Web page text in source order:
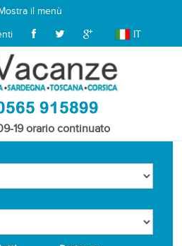
il menù
IT
19 orario continuato